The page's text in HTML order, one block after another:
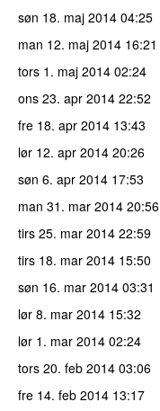
søn 18. maj 2014 04:25
man 12. maj 2014 16:21
tors 1. maj 2014 02:24
ons 23. apr 2014 22:52
fre 18. apr 2014 13:43
lør 12. apr 2014 20:26
søn 6. apr 2014 17:53
man 31. mar 2014 20:56
tirs 25. mar 2014 22:59
tirs 18. mar 2014 15:50
søn 16. mar 2014 03:31
lør 8. mar 2014 15:32
lør 1. mar 2014 02:24
tors 20. feb 2014 03:06
fre 14. feb 2014 13:17